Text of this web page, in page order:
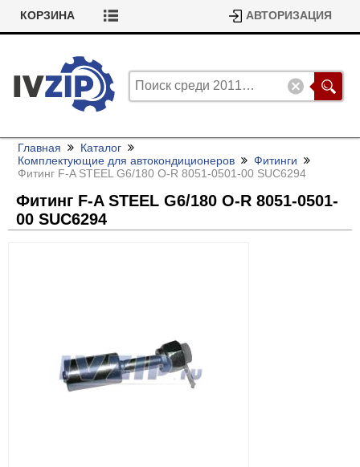
КОРЗИНА АВТОРИЗАЦИЯ
Главная
Каталог
Комплектующие для автокондиционеров
Фитинги
Фитинг F-A STEEL G6/180 O-R 8051-0501-00 SUC6294
Фитинг F-A STEEL G6/180 O-R 8051-0501-
00 SUC6294